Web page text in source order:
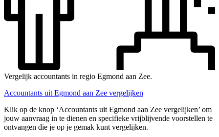
Vergelijk accountants in regio Egmond aan Zee.
Accountants uit Egmond aan Zee vergelijken
Klik op de knop ‘Accountants uit Egmond aan Zee vergelijken’ om
jouw aanvraag in te dienen en specifieke vrijblijvende voorstellen te
ontvangen die je op je gemak kunt vergelijken.